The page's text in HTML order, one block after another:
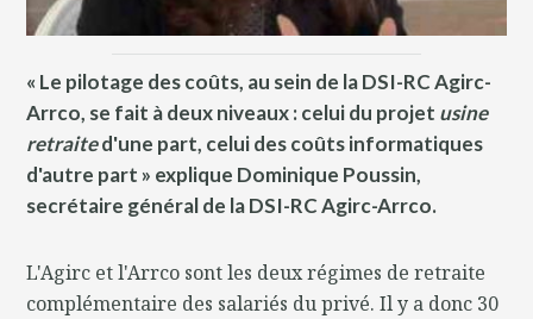
« Le pilotage des coûts, au sein de la DSI-RC Agirc-
Arrco, se fait à deux niveaux : celui du projet usine
retraited'une part, celui des coûts informatiques
d'autre part » explique Dominique Poussin,
secrétaire général de la DSI-RC Agirc-Arrco.
L'Agirc et l'Arrco sont les deux régimes de retraite
complémentaire des salariés du privé. Il y a donc 30